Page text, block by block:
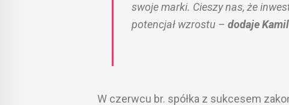
swoje marki. Cieszy nas, że
potencjał wzrostu – dodaje
W czerwcu br. spółka z sukcesem